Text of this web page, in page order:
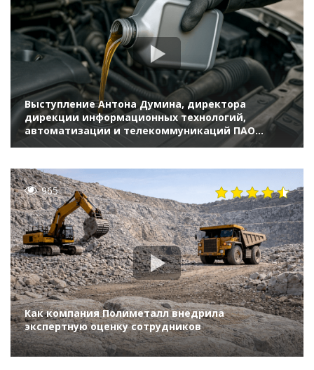
Выступление Антона Думина, директора
дирекции информационных технологий,
автоматизации и телекоммуникаций ПАО
«Газпром нефть», на круглом столе «Реальные
(ПМЭФ-2021)
965
Как компания Полиметалл внедрила
экспертную оценку сотрудников